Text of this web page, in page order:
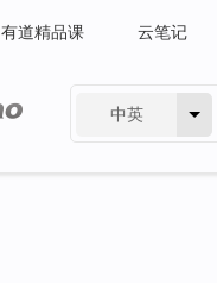
有道精品课 云笔记
中英